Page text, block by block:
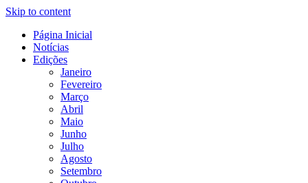
Skip to content
É Ribatejo – Revista Social
Online
Revista Social Online
Página Inicial
Notícias
Edições
Janeiro
Fevereiro
Março
Abril
Maio
Junho
Julho
Agosto
Setembro